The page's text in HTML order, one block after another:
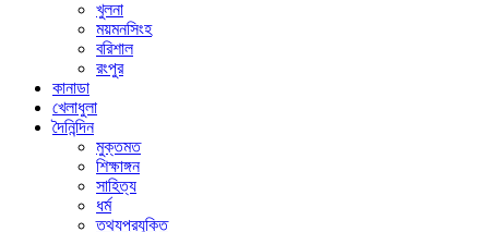
খুলনা
ময়মনসিংহ
বরিশাল
রংপুর
কানাডা
খেলাধুলা
দৈনিন্দিন
মুক্তমত
শিক্ষাঙ্গন
সাহিত্য
ধর্ম
তথ্যপ্রযুক্তি